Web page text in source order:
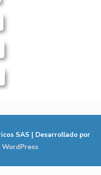
SAS | Desarrollado por